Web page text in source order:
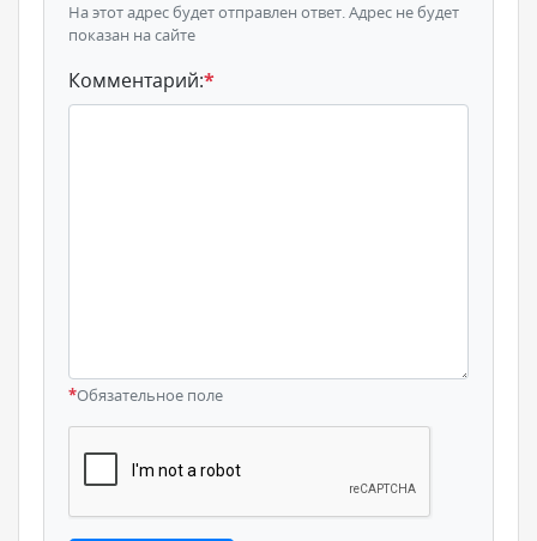
На этот адрес будет отправлен ответ. Адрес не будет
показан на сайте
Комментарий:*
*Обязательное поле